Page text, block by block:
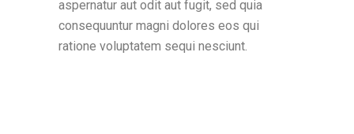
aspernatur aut odit aut fugit, sed quia
consequuntur magni dolores eos qui
ratione voluptatem sequi nesciunt.